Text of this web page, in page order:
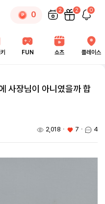
0 2 2 0
FUN 쇼츠 플레이스
사장님이 아니였을까 합
2,018 ㆍ 7 ㆍ 4